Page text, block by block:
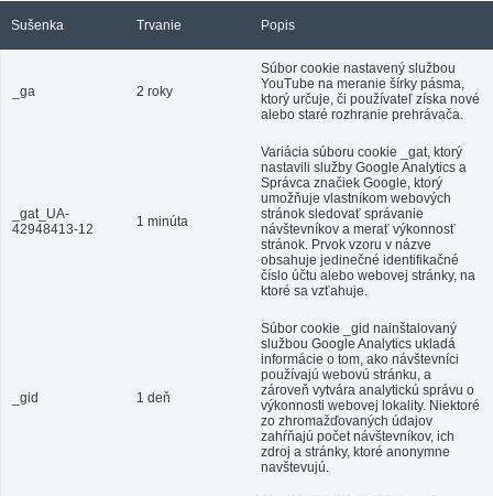
Sušenka Trvanie Popis
_ga 2 roky
Súbor cookie nastavený službou
YouTube na meranie šírky pásma,
ktorý určuje, či používateľ získa nové
alebo staré rozhranie prehrávača.
_gat_UA-
42948413-12
1 minúta
Variácia súboru cookie _gat, ktorý
nastavili služby Google Analytics a
Správca značiek Google, ktorý
umožňuje vlastníkom webových
stránok sledovať správanie
návštevníkov a merať výkonnosť
stránok. Prvok vzoru v názve
obsahuje jedinečné identifikačné
číslo účtu alebo webovej stránky, na
ktoré sa vzťahuje.
_gid 1 deň
Súbor cookie _gid nainštalovaný
službou Google Analytics ukladá
informácie o tom, ako návštevníci
používajú webovú stránku, a
zároveň vytvára analytickú správu o
výkonnosti webovej lokality. Niektoré
zo zhromažďovaných údajov
zahŕňajú počet návštevníkov, ich
zdroj a stránky, ktoré anonymne
navštevujú.